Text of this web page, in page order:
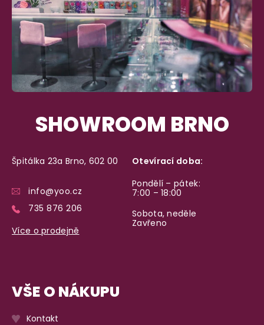
SHOWROOM BRNO
Špitálka 23a Brno, 602 00
info@yoo.cz
735 876 206
Více o prodejně
Otevírací doba:
Pondělí – pátek:
7:00 – 18:00
Sobota, neděle
Zavřeno
VŠE O NÁKUPU
Kontakt